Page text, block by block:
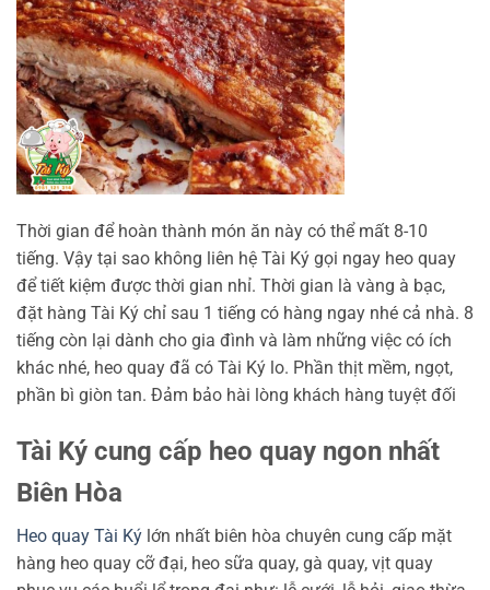
Thời gian để hoàn thành món ăn này có thể mất 8-10
tiếng. Vậy tại sao không liên hệ Tài Ký gọi ngay heo quay
để tiết kiệm được thời gian nhỉ. Thời gian là vàng à bạc,
đặt hàng Tài Ký chỉ sau 1 tiếng có hàng ngay nhé cả nhà. 8
tiếng còn lại dành cho gia đình và làm những việc có ích
khác nhé, heo quay đã có Tài Ký lo. Phần thịt mềm, ngọt,
phần bì giòn tan. Đảm bảo hài lòng khách hàng tuyệt đối
Tài Ký cung cấp heo quay ngon nhất
Biên Hòa
Heo quay Tài Ký lớn nhất biên hòa chuyên cung cấp mặt
hàng heo quay cỡ đại, heo sữa quay, gà quay, vịt quay